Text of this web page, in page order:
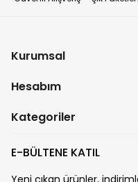
Kurumsal
Hesabım
Kategoriler
E-BÜLTENE KATIL